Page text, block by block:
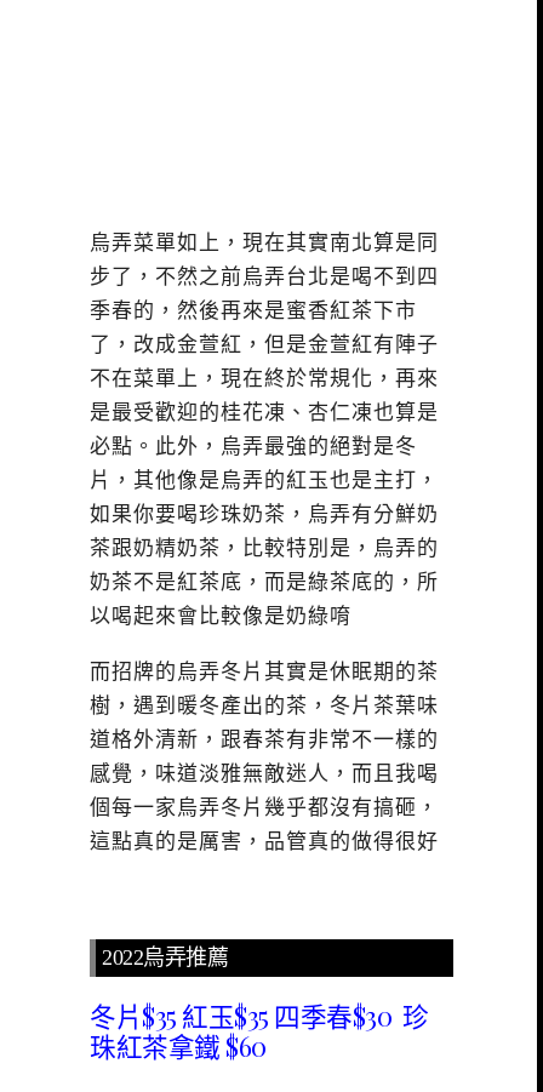
烏弄菜單如上，現在其實南北算是同
步了，不然之前烏弄台北是喝不到四
季春的，然後再來是蜜香紅茶下市
了，改成金萱紅，但是金萱紅有陣子
不在菜單上，現在終於常規化，再來
是最受歡迎的桂花凍、杏仁凍也算是
必點。此外，烏弄最強的絕對是冬
片，其他像是烏弄的紅玉也是主打，
如果你要喝珍珠奶茶，烏弄有分鮮奶
茶跟奶精奶茶，比較特別是，烏弄的
奶茶不是紅茶底，而是綠茶底的，所
以喝起來會比較像是奶綠唷
而招牌的烏弄冬片其實是休眠期的茶
樹，遇到暖冬產出的茶，冬片茶葉味
道格外清新，跟春茶有非常不一樣的
感覺，味道淡雅無敵迷人，而且我喝
個每一家烏弄冬片幾乎都沒有搞砸，
這點真的是厲害，品管真的做得很好
2022烏弄推薦
冬片$35 紅玉$35 四季春$30 珍
珠紅茶拿鐵 $60